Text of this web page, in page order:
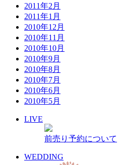
2011年2月
2011年1月
2010年12月
2010年11月
2010年10月
2010年9月
2010年8月
2010年7月
2010年6月
2010年5月
LIVE
前売り予約について
WEDDING